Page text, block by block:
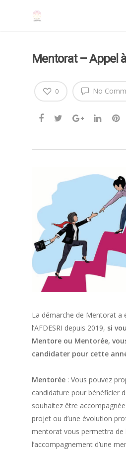
Mentorat – Appel
No
0
La démarche de Mentorat a
l’AFDESRI depuis 2019, si
Mentore ou Mentorée,
candidater pour cette
Mentorée : Vous pouvez
candidature pour bénéficier
souhaitez être accompagnée
projet ou d’une évolution
mentorat vous permettra de
l’accompagnement d’une